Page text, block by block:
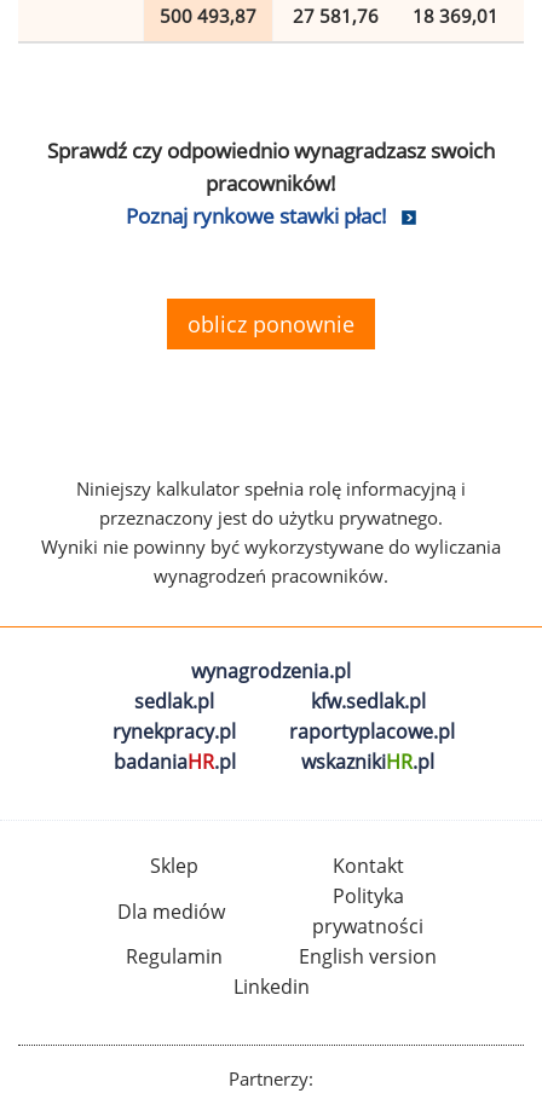
500 493,87 27 581,76 18 369,01
Sprawdź czy odpowiednio wynagradzasz swoich
pracowników!
Poznaj rynkowe stawki płac!
oblicz ponownie
Niniejszy kalkulator spełnia rolę informacyjną i
przeznaczony jest do użytku prywatnego.
Wyniki nie powinny być wykorzystywane do wyliczania
wynagrodzeń pracowników.
wynagrodzenia.pl
sedlak.pl
kfw.sedlak.pl
rynekpracy.pl
raportyplacowe.pl
badaniaHR.pl wskaznikiHR.pl
Sklep
Kontakt
Dla mediów
Polityka
prywatności
Regulamin
English version
Linkedin
Partnerzy: